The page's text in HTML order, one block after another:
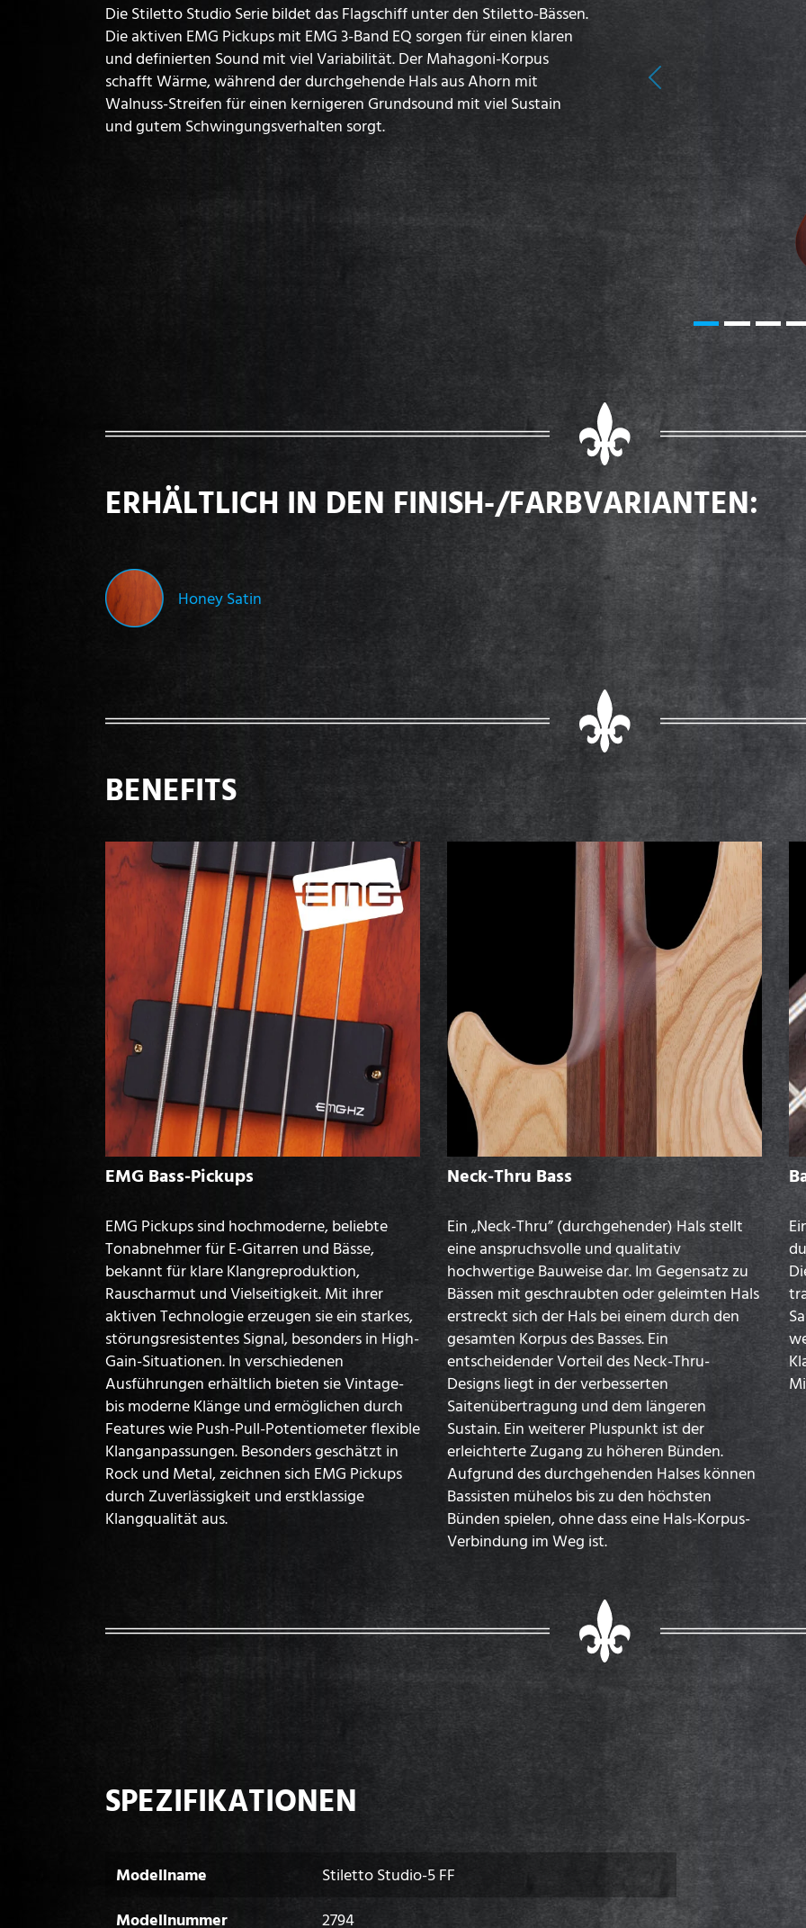
Die Stiletto Studio Serie bildet das Flagschiff unter den Stiletto-Bässen.
Die aktiven EMG Pickups mit EMG 3-Band EQ sorgen für einen klaren
und definierten Sound mit viel Variabilität. Der Mahagoni-Korpus
schafft Wärme, während der durchgehende Hals aus Ahorn mit
Walnuss-Streifen für einen kernigeren Grundsound mit viel Sustain
und gutem Schwingungsverhalten sorgt.
Previous
ERHÄLTLICH IN DEN FINISH-/FARBVARIANTEN:
Honey Satin
BENEFITS
EMG Bass-Pickups
EMG Pickups sind hochmoderne, beliebte
Tonabnehmer für E-Gitarren und Bässe,
bekannt für klare Klangreproduktion,
Rauscharmut und Vielseitigkeit. Mit ihrer
aktiven Technologie erzeugen sie ein starkes,
störungsresistentes Signal, besonders in High-
Gain-Situationen. In verschiedenen
Ausführungen erhältlich bieten sie Vintage-
bis moderne Klänge und ermöglichen durch
Features wie Push-Pull-Potentiometer flexible
Klanganpassungen. Besonders geschätzt in
Rock und Metal, zeichnen sich EMG Pickups
durch Zuverlässigkeit und erstklassige
Klangqualität aus.
Neck-Thru Bass
Ein „Neck-Thru” (durchgehender) Hals stellt
eine anspruchsvolle und qualitativ
hochwertige Bauweise dar. Im Gegensatz zu
Bässen mit geschraubten oder geleimten Hals
erstreckt sich der Hals bei einem durch den
gesamten Korpus des Basses. Ein
entscheidender Vorteil des Neck-Thru-
Designs liegt in der verbesserten
Saitenübertragung und dem längeren
Sustain. Ein weiterer Pluspunkt ist der
erleichterte Zugang zu höheren Bünden.
Aufgrund des durchgehenden Halses können
Bassisten mühelos bis zu den höchsten
Bünden spielen, ohne dass eine Hals-Korpus-
Verbindung im Weg ist.
SPEZIFIKATIONEN
Modellname
Stiletto Studio-5 FF
Modellnummer
2794